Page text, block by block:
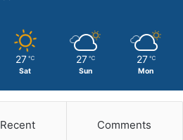
27 ℃
Sat
27 ℃
Sun
27 ℃
Mon
Recent Comments